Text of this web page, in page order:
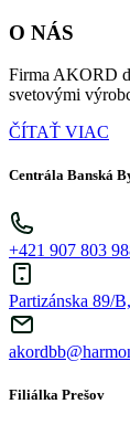
O NÁS
Firma AKORD
svetovými
ČÍTAŤ VIAC
Centrála Banská
+421 907 803
Partizánska 89/
Filiálka Prešov